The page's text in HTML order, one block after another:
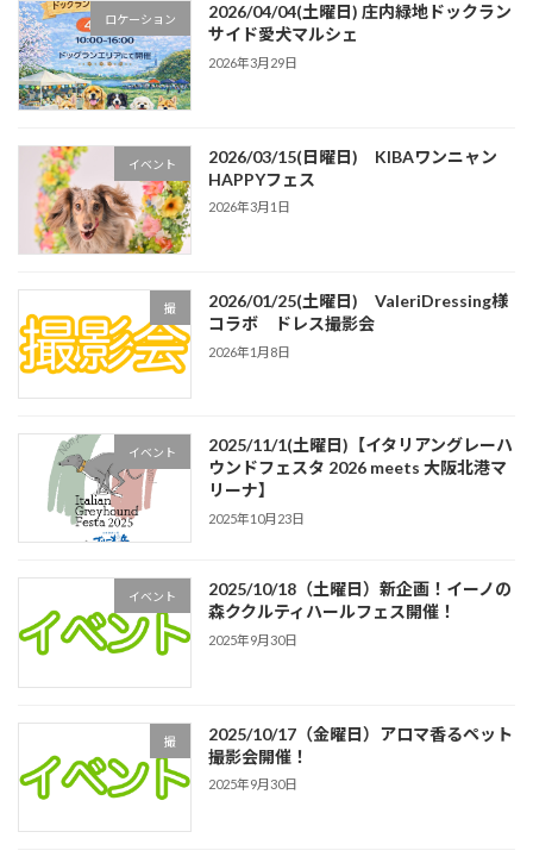
ロケーション
2026/04/04(土曜日) 庄内緑地ドックラン
サイド愛犬マルシェ
2026年3月29日
イベント
2026/03/15(日曜日) KIBAワンニャン
HAPPYフェス
2026年3月1日
撮
2026/01/25(土曜日) ValeriDressing様
コラボ ドレス撮影会
2026年1月8日
イベント
2025/11/1(土曜日)【イタリアングレーハ
ウンドフェスタ 2026 meets 大阪北港マ
リーナ】
2025年10月23日
イベント
2025/10/18（土曜日）新企画！イーノの
森ククルティハールフェス開催！
2025年9月30日
撮
2025/10/17（金曜日）アロマ香るペット
撮影会開催！
2025年9月30日